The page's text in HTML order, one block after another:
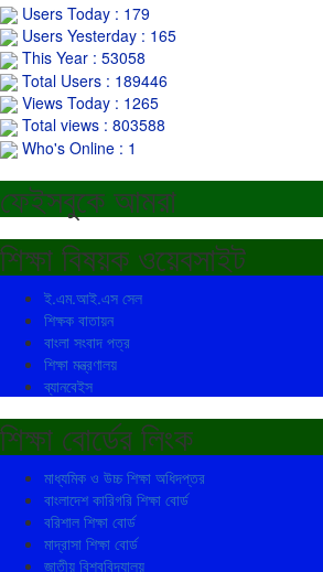
Users Today : 179
Users Yesterday : 165
This Year : 53058
Total Users : 189446
Views Today : 1265
Total views : 803588
Who's Online : 1
ফেইসবুকে আমরা
শিক্ষা বিষয়ক ওয়েবসাইট
ই.এম.আই.এস সেল
শিক্ষক বাতায়ন
বাংলা সংবাদ পত্র
শিক্ষা মন্ত্রণালয়
ব্যানবেইস
শিক্ষা বোর্ডের লিংক
মাধ্যমিক ও উচ্চ শিক্ষা অধিদপ্তর
বাংলাদেশ কারিগরি শিক্ষা বোর্ড
বরিশাল শিক্ষা বোর্ড
মাদ্রাসা শিক্ষা বোর্ড
জাতীয় বিশ্ববিদ্যালয়